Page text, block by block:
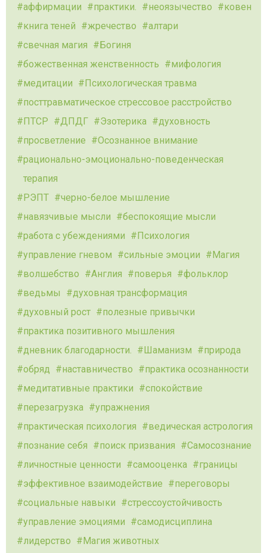
аффирмации
практики. неоязычество
ковен
книга теней
жречество
алтари
свечная магия
Богиня
божественная женственность
мифология
медитации
Психологическая травма
посттравматическое стрессовое расстройство
ПТСР
ДПДГ Эзотерика
духовность
просветление
Осознанное внимание
рационально-эмоционально-поведенческая
терапия
РЭПТ
черно-белое мышление
навязчивые мысли
беспокоящие мысли
работа с убеждениями
Психология
управление гневом
сильные эмоции
Магия
волшебство
Англия поверья
фольклор
ведьмы
духовная трансформация
духовный рост
полезные привычки
практика позитивного мышления
дневник благодарности.
Шаманизм
природа
обряд
наставничество
практика осознанности
медитативные практики
спокойствие
перезагрузка
упражнения
практическая психология
ведическая астрология
познание себя
поиск призвания
Самосознание
личностные ценности
самооценка
границы
эффективное взаимодействие
переговоры
социальные навыки
стрессоустойчивость
управление эмоциями
самодисциплина
лидерство
Магия животных